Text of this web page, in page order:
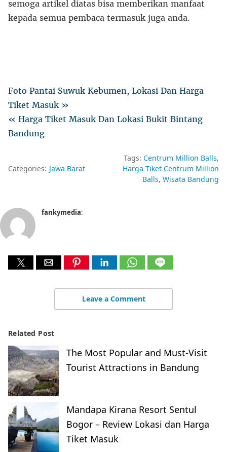
semoga artikel diatas bisa memberikan manfaat
kepada semua pembaca termasuk juga anda.
Foto Pantai Suwuk Kebumen, Lokasi Dan Harga
Tiket Masuk »
« Harga Tiket Masuk Dan Lokasi Bukit Bintang
Bandung
Categories: Jawa Barat
Tags: Centrum Million Balls
Harga Tiket Centrum Million
Balls Wisata Bandung
fankymedia:
Leave a Comment
Related Post
The Most Popular and Must-Visit
Tourist Attractions in Bandung
Mandapa Kirana Resort Sentul
Bogor – Review Lokasi dan Harga
Tiket Masuk